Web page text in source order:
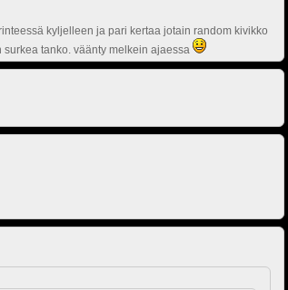
kyljelleen ja pari kertaa jotain random kivikko
tanko. väänty melkein ajaessa